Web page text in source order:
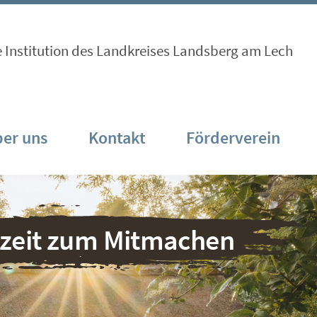
Institution des Landkreises Landsberg am Lech
uns Kontakt Förderverein
zum Mitmachen